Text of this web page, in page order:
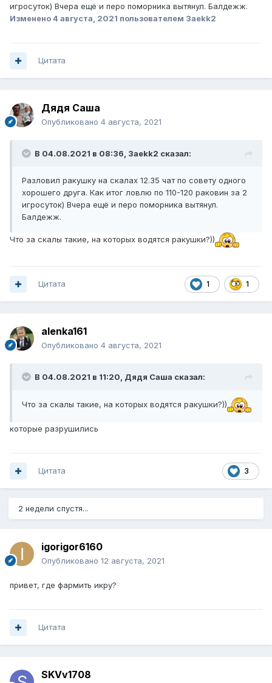
игросуток) Вчера ещё и перо поморника вытянул. Балдежж.
Изменено4 августа, 2021 пользователем 3aekk2
Цитата
Дядя Саша
Опубликовано 4 августа, 2021
В 04.08.2021 в 08:36, 3aekk2 сказал:
Разловил ракушку на скалах 12.35 чат по совету одного
хорошего друга. Как итог ловлю по 110-120 раковин за 2
игросуток) Вчера ещё и перо поморника вытянул.
Балдежж.
Что за скалы такие, на которых водятся ракушки?))
1 1
Цитата
alenka161
Опубликовано 4 августа, 2021
В 04.08.2021 в 11:20, Дядя Саша сказал:
Что за скалы такие, на которых водятся ракушки?))
которые разрушились
3
Цитата
2 недели спустя...
igorigor6160
Опубликовано 12 августа, 2021
привет, где фармить икру?
Цитата
SKVv1708